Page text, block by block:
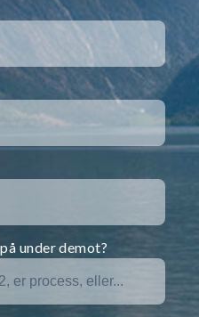
under demot?